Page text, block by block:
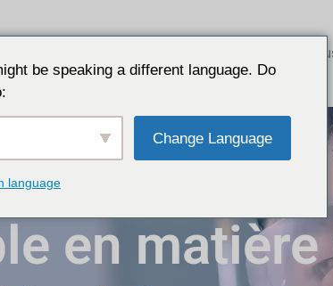
de stock : 688357
en
be speaking a different language. Do
Change Language
language